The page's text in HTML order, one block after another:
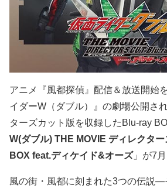
アニメ『風都探偵』配信＆放送開始
イダーW（ダブル）』の劇場公開さ
ターズカット版を収録したBlu-ray
W(ダブル) THE MOVIE ディレクタ
BOX feat.ディケイド&オーズ」が7
風の街・風都に刻まれた3つの伝説―